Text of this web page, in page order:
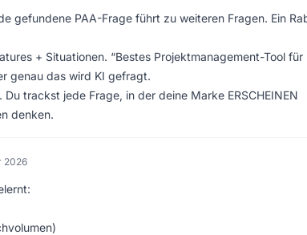
gefundene PAA-Frage führt zu weiteren Fragen. Ein
+ Situationen. “Bestes Projektmanagement-Tool für
genau das wird KI gefragt.
trackst jede Frage, in der deine Marke ERSCHEINEN
denken.
2026